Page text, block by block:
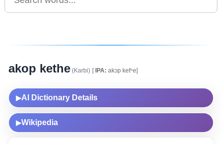
akop kethe (Karbi) [IPA: akɔp ketʰe]
▶AI Dictionary Details
▶Wikipedia